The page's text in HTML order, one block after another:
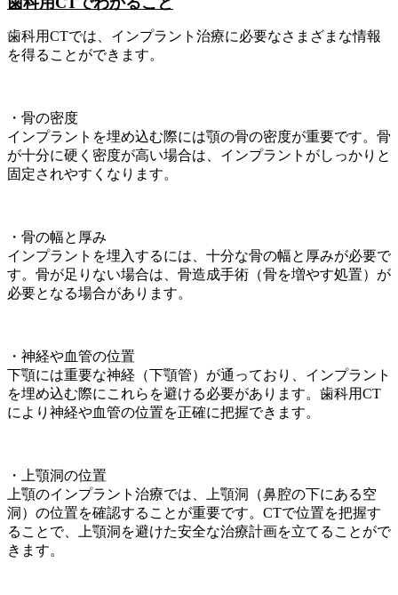
歯科用CTでは、インプラント治療に必要なさまざまな情報
を得ることができます。
・骨の密度
インプラントを埋め込む際には顎の骨の密度が重要です。骨
が十分に硬く密度が高い場合は、インプラントがしっかりと
固定されやすくなります。
・骨の幅と厚み
インプラントを埋入するには、十分な骨の幅と厚みが必要で
す。骨が足りない場合は、骨造成手術（骨を増やす処置）が
必要となる場合があります。
・神経や血管の位置
下顎には重要な神経（下顎管）が通っており、インプラント
を埋め込む際にこれらを避ける必要があります。歯科用CT
により神経や血管の位置を正確に把握できます。
・上顎洞の位置
上顎のインプラント治療では、上顎洞（鼻腔の下にある空
洞）の位置を確認することが重要です。CTで位置を把握す
ることで、上顎洞を避けた安全な治療計画を立てることがで
きます。